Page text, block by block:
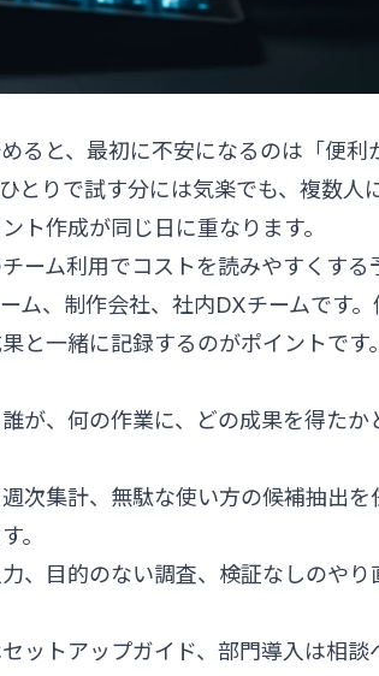
ると、最初に不安になるのは「便利
とりで試す分には気楽でも、複数人
ト作成が同じ日に重なります。
ーム利用でコストを読みやすくする
ム、制作会社、社内DXチームです
と一緒に記録するのがポイントです。
が、何の作業に、どの成果を得たか
次集計、無駄な使い方の候補抽出を
。
、目的のない調査、検証なしのやり
ットアップガイド、部門導入は相談